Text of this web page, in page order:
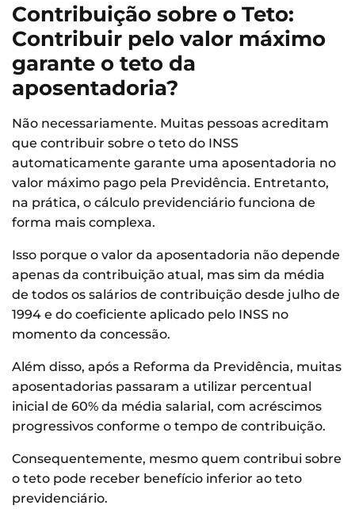
Contribuição sobre o Teto:
Contribuir pelo valor máximo
garante o teto da
aposentadoria?
Não necessariamente. Muitas pessoas acreditam
que contribuir sobre o teto do INSS
automaticamente garante uma aposentadoria no
valor máximo pago pela Previdência. Entretanto,
na prática, o cálculo previdenciário funciona de
forma mais complexa.
Isso porque o valor da aposentadoria não depende
apenas da contribuição atual, mas sim da média
de todos os salários de contribuição desde julho de
1994 e do coeficiente aplicado pelo INSS no
momento da concessão.
Além disso, após a Reforma da Previdência, muitas
aposentadorias passaram a utilizar percentual
inicial de 60% da média salarial, com acréscimos
progressivos conforme o tempo de contribuição.
Consequentemente, mesmo quem contribui sobre
o teto pode receber benefício inferior ao teto
previdenciário.